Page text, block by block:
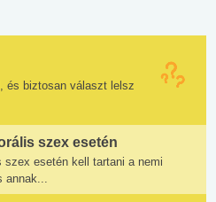
és biztosan választ lelsz
szex esetén
szex esetén kell tartani a nemi